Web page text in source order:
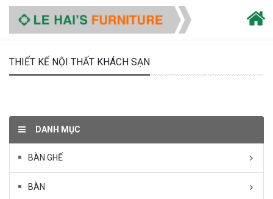
THIẾT KẾ NỘI THẤT KHÁCH SẠN
DANH MỤC
BÀN GHẾ
BÀN